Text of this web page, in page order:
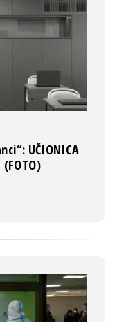
UČIONICA
(FOTO)